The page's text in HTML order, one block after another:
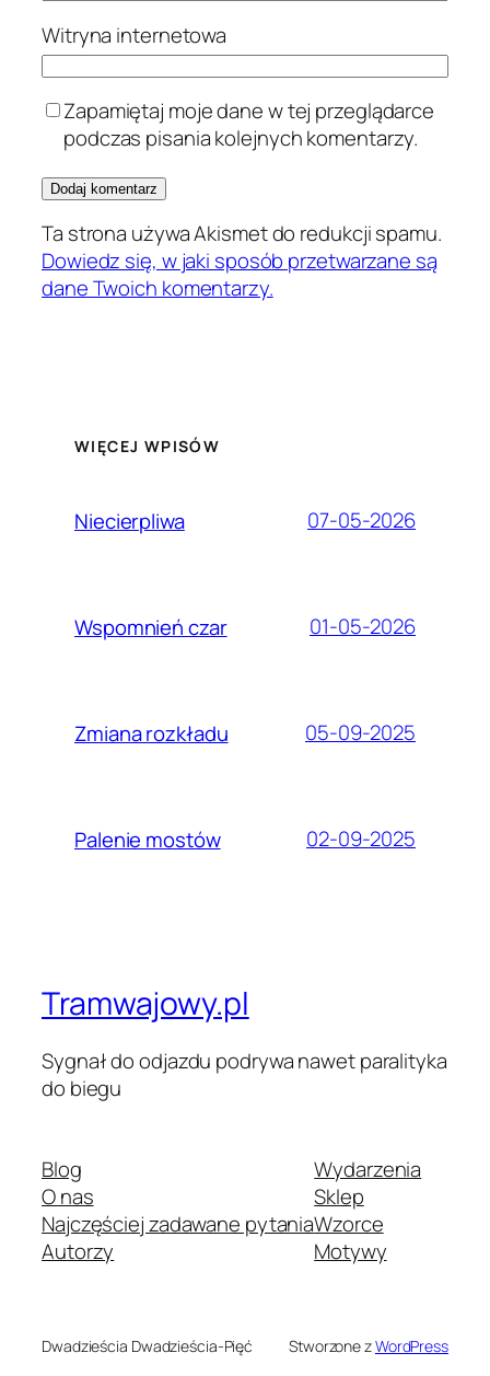
Witryna internetowa
Zapamiętaj moje dane w tej przeglądarce
podczas pisania kolejnych komentarzy.
Ta strona używa Akismet do redukcji spamu.
Dowiedz się, w jaki sposób przetwarzane są
dane Twoich komentarzy.
WIĘCEJ WPISÓW
Niecierpliwa 07-05-2026
Wspomnień czar 01-05-2026
Zmiana rozkładu 05-09-2025
Palenie mostów 02-09-2025
Tramwajowy.pl
Sygnał do odjazdu podrywa nawet paralityka
do biegu
Blog
O nas
Najczęściej zadawane pytania
Autorzy
Wydarzenia
Sklep
Wzorce
Motywy
Dwadzieścia Dwadzieścia-Pięć Stworzone zWordPress